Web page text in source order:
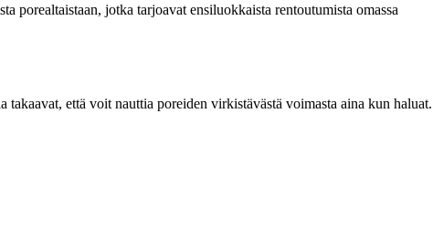
porealtaistaan, jotka tarjoavat ensiluokkaista rentoutumista omassa
että voit nauttia poreiden virkistävästä voimasta aina kun haluat.